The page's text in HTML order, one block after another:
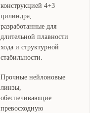
конструкцией 4+3
цилиндра,
разработанные для
длительной плавности
хода и структурной
стабильности.
Прочные нейлоновые
линзы,
обеспечивающие
превосходную